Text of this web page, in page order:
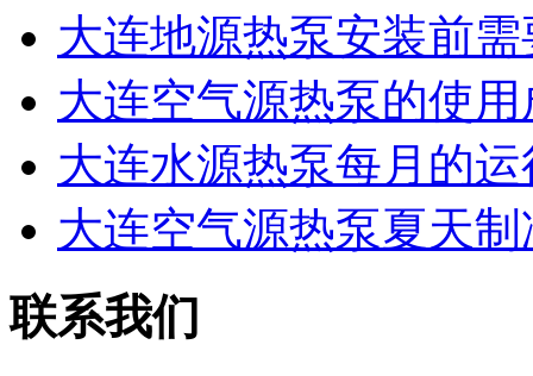
大连地源热泵安装前
大连空气源热泵的使用
大连水源热泵每月的
大连空气源热泵夏天
联系我们